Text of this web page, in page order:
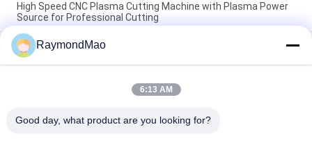
High Speed CNC Plasma Cutting Machine with Plasma Power
Source for Professional Cutting
Plasma Cutter with IP54 Protection Level, 0.5-50mm Cutting
Thickness
CNC Plasma Cutting Table with High Precision Rack And Pinion
Transmission System, AC220V/380V Power Supply, Working
RaymondMao
6:13 AM
Good day, what product are you looking for?